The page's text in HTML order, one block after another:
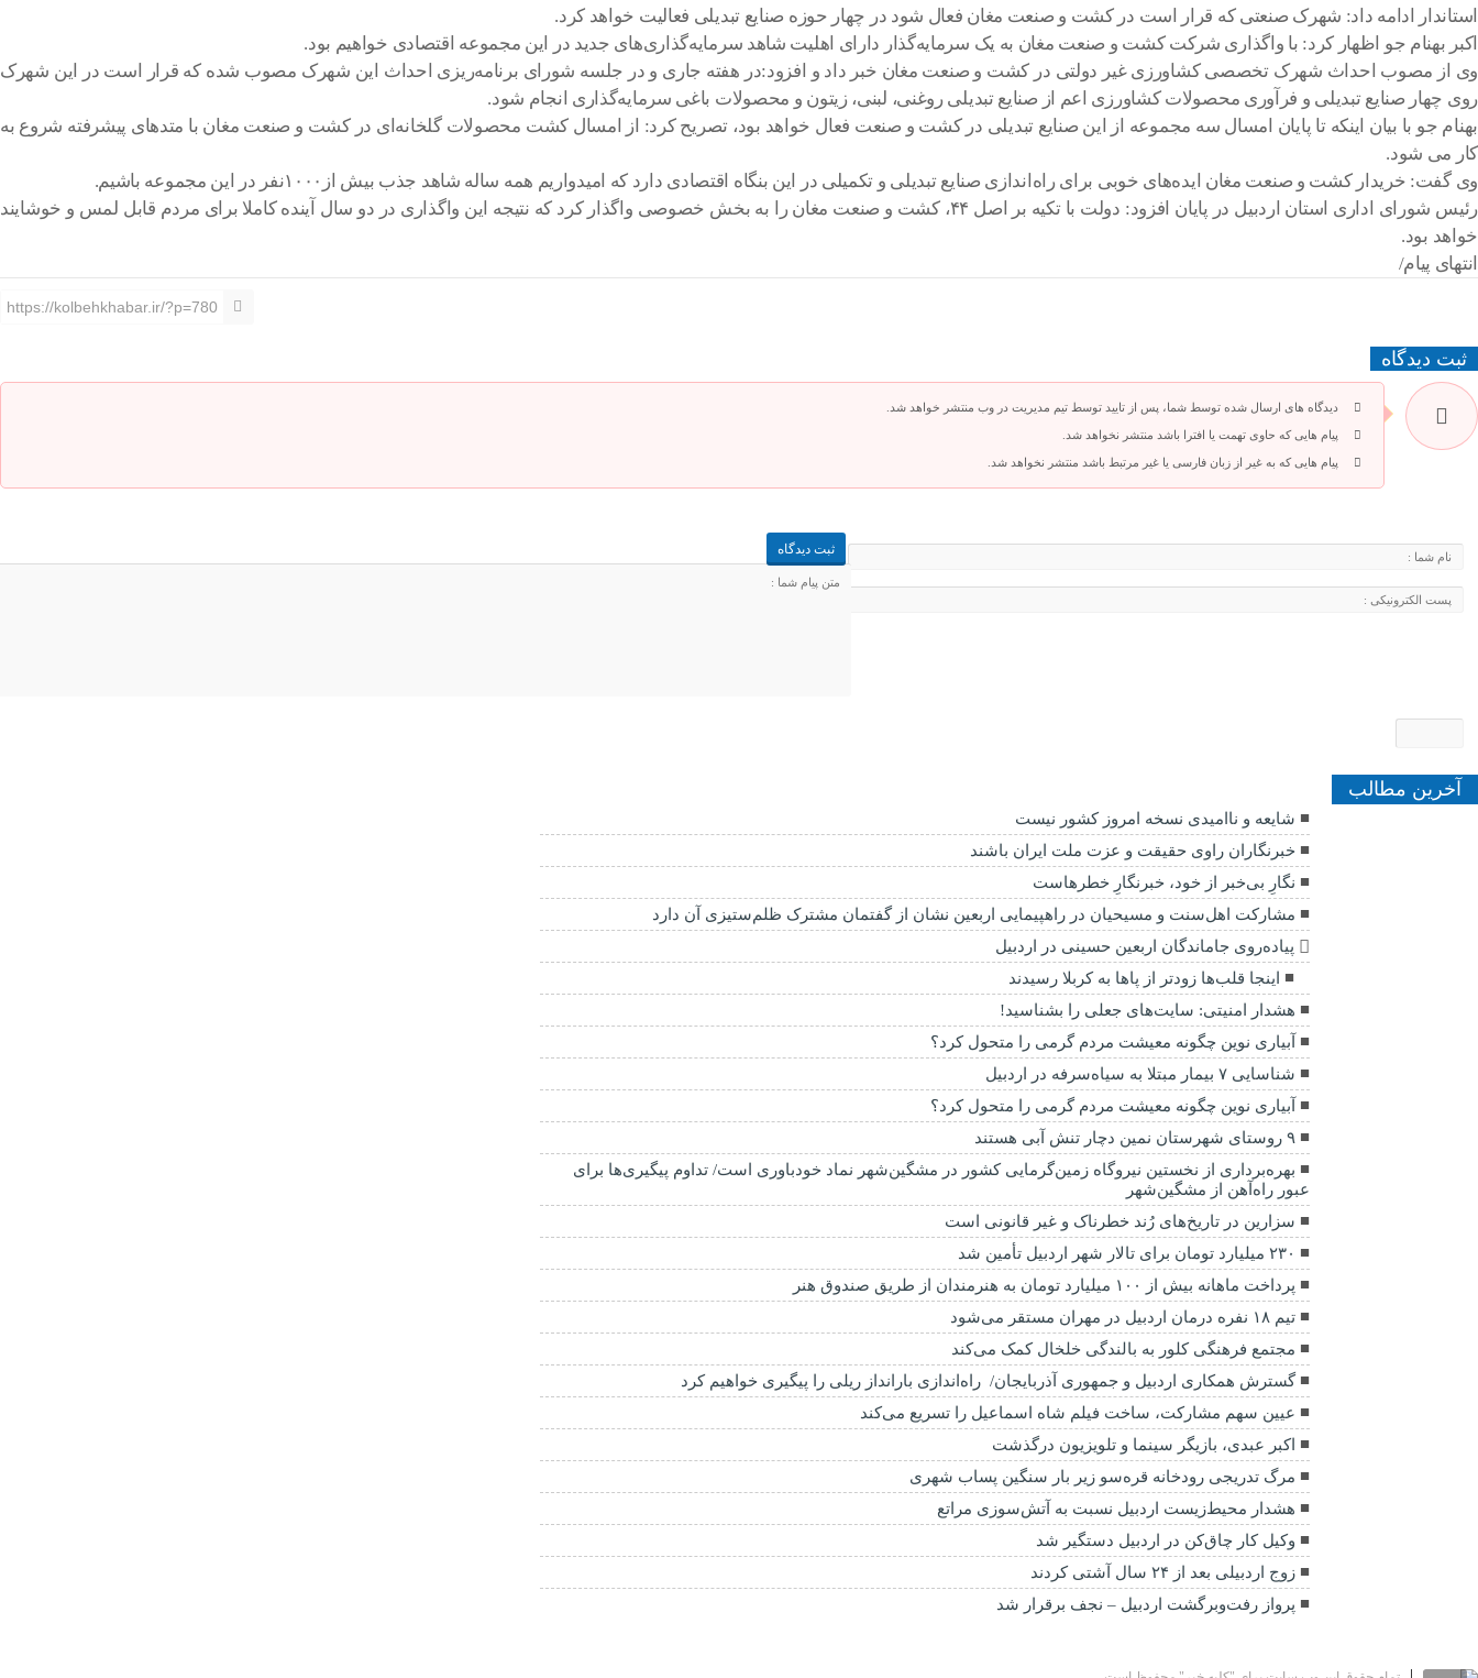
استاندار ادامه داد: شهرک صنعتی که قرار است در کشت و صنعت مغان فعال شود در چهار حوزه صنایع تبدیلی فعالیت خواهد کرد.
اکبر بهنام جو اظهار کرد: با واگذاری شرکت کشت و صنعت مغان به یک سرمایه‌گذار دارای اهلیت شاهد سرمایه‌گذاری‌های جدید در این مجموعه اقتصادی خواهیم بود.
وی از مصوب احداث شهرک تخصصی کشاورزی غیر دولتی در کشت و صنعت مغان خبر داد و افزود:در هفته جاری و در جلسه شورای برنامه‌ریزی احداث این شهرک مصوب شده که قرار است در این شهرک
روی چهار صنایع تبدیلی و فرآوری محصولات کشاورزی اعم از صنایع تبدیلی روغنی، لبنی، زیتون و محصولات باغی سرمایه‌گذاری انجام شود.
بهنام جو با بیان اینکه تا پایان امسال سه مجموعه از این صنایع تبدیلی در کشت و صنعت فعال خواهد بود، تصریح کرد: از امسال کشت محصولات گلخانه‌ای در کشت و صنعت مغان با متدهای پیشرفته شروع به
کار می شود.
وی گفت: خریدار کشت و صنعت مغان ایده‌های خوبی برای راه‌اندازی صنایع تبدیلی و تکمیلی در این بنگاه اقتصادی دارد که امیدواریم همه ساله شاهد جذب بیش از۱۰۰۰نفر در این مجموعه باشیم.
رئیس شورای اداری استان اردبیل در پایان افزود: دولت با تکیه بر اصل ۴۴، کشت و صنعت مغان را به بخش خصوصی واگذار کرد که نتیجه این واگذاری در دو سال آینده کاملا برای مردم قابل لمس و خوشایند
خواهد بود.
انتهای پیام/
https://kolbehkhabar.ir/?p=780
ثبت دیدگاه
دیدگاه های ارسال شده توسط شما، پس از تایید توسط تیم مدیریت در وب منتشر خواهد شد.
پیام هایی که حاوی تهمت یا افترا باشد منتشر نخواهد شد.
پیام هایی که به غیر از زبان فارسی یا غیر مرتبط باشد منتشر نخواهد شد.
5
−
=
2
آخرین مطالب
شایعه و ناامیدی نسخه امروز کشور نیست
خبرنگاران راوی حقیقت و عزت ملت ایران باشند
نگارِ بی‌خبر از خود، خبرنگارِ خطرهاست
مشارکت اهل‌سنت و مسیحیان در راهپیمایی اربعین نشان از گفتمان مشترک ظلم‌ستیزی آن دارد
پیاده‌روی جاماندگان اربعین حسینی در اردبیل
اینجا قلب‌ها زودتر از پاها به کربلا رسیدند
هشدار امنیتی: سایت‌های جعلی را بشناسید!
آبیاری نوین چگونه معیشت مردم گرمی را متحول کرد؟
شناسایی ۷ بیمار مبتلا به سیاه‌سرفه در اردبیل
آبیاری نوین چگونه معیشت مردم گرمی را متحول کرد؟
۹ روستای شهرستان نمین دچار تنش آبی هستند
بهره‌برداری از نخستین نیروگاه زمین‌گرمایی کشور در مشگین‌شهر نماد خودباوری است/ تداوم پیگیری‌ها برای
عبور راه‌آهن از مشگین‌شهر
سزارین در تاریخ‌های رُند خطرناک و غیر قانونی است
۲۳۰ میلیارد تومان برای تالار شهر اردبیل تأمین شد
پرداخت ماهانه بیش از ۱۰۰ میلیارد تومان به هنرمندان از طریق صندوق هنر
تیم ۱۸ نفره درمان اردبیل در مهران مستقر می‌شود
مجتمع فرهنگی کلور به بالندگی خلخال کمک می‌کند
گسترش همکاری اردبیل و جمهوری آذربایجان/ راه‌اندازی بارانداز ریلی را پیگیری خواهیم کرد
عیین سهم مشارکت، ساخت فیلم شاه‌ اسماعیل را تسریع می‌کند
اکبر عبدی، بازیگر سینما و تلویزیون درگذشت
مرگ تدریجی رودخانه قره‌سو زیر بار سنگین پساب شهری
هشدار محیط‌زیست اردبیل نسبت به آتش‌سوزی مراتع
وکیل کار چاق‌کن در اردبیل دستگیر شد
زوج اردبیلی بعد از ۲۴ سال آشتی کردند
پرواز رفت‌وبرگشت اردبیل – نجف برقرار شد